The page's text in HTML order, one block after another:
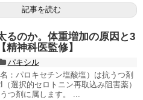
記事を読む
るのか。体重増加の原因と3
精神科医監修】
パキシル
：パロキセチン塩酸塩）は抗うつ剤
選択的セロトニン再取込み阻害薬）
つ剤に属します。 ...